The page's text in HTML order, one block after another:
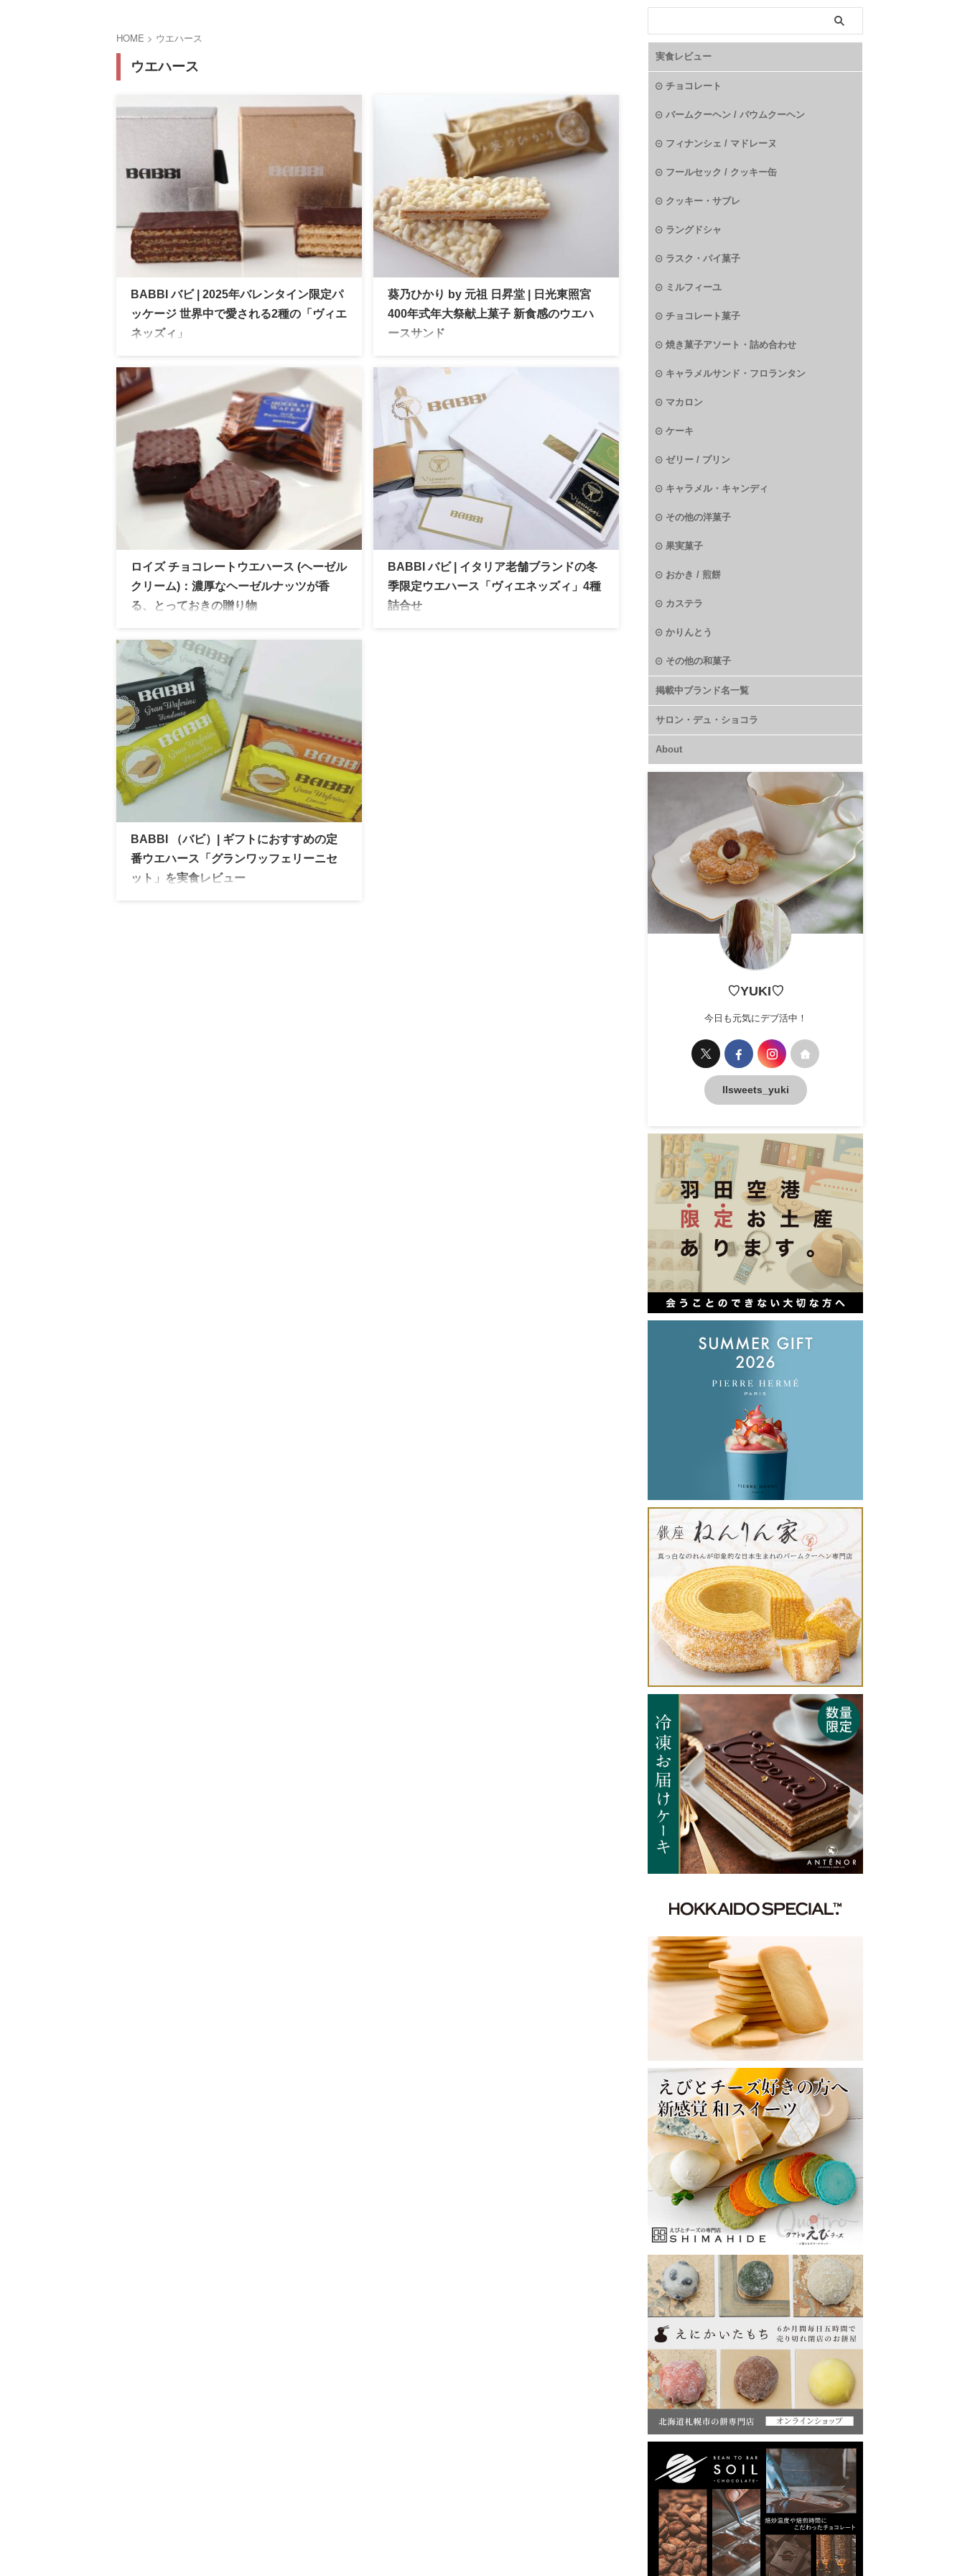
HOME > ウエハース
ウエハース
BABBI バビ | 2025年バレンタイン限定パ
ッケージ 世界中で愛される2種の「ヴィエ
ネッズィ」
ら、2025年バレンタイン限定パッケージが登
場。冬季限定で楽しめるウエハース菓子を2種類
食べ比べレビューします。
葵乃ひかり by 元祖 日昇堂 | 日光東照宮
400年式年大祭献上菓子 新食感のウエハ
ースサンド
五穀豊穣を願い栃木県産コシヒカリを使用した
新食感のウエハースサンド
ロイズ チョコレートウエハース (ヘーゼル
クリーム)：濃厚なヘーゼルナッツが香
る、とっておきの贈り物
ームが絶品！サクサク食感と濃厚クリームのハ
ーモニーは、贈り物にも最適。
BABBI バビ | イタリア老舗ブランドの冬
季限定ウエハース「ヴィエネッズィ」4種
詰合せ
BABBI （バビ）| ギフトにおすすめの定
番ウエハース「グランワッフェリーニセ
ット」を実食レビュー
実食レビュー
チョコレート
バームクーヘン / バウムクーヘン
フィナンシェ / マドレーヌ
フールセック / クッキー缶
クッキー・サブレ
ラングドシャ
ラスク・パイ菓子
ミルフィーユ
チョコレート菓子
焼き菓子アソート・詰め合わせ
キャラメルサンド・フロランタン
マカロン
ケーキ
ゼリー / プリン
キャラメル・キャンディ
その他の洋菓子
果実菓子
おかき / 煎餅
カステラ
かりんとう
その他の和菓子
掲載中ブランド名一覧
サロン・デュ・ショコラ
About
♡YUKI♡
今日も元気にデブ活中！
llsweets_yuki